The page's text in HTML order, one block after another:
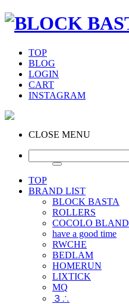
TOP
BLOG
LOGIN
CART
INSTAGRAM
CLOSE MENU
TOP
BRAND LIST
BLOCK BASTA
ROLLERS
COCOLO BLAND
have a good time
RWCHE
BEDLAM
HOMERUN
LIXTICK
MQ
３∴